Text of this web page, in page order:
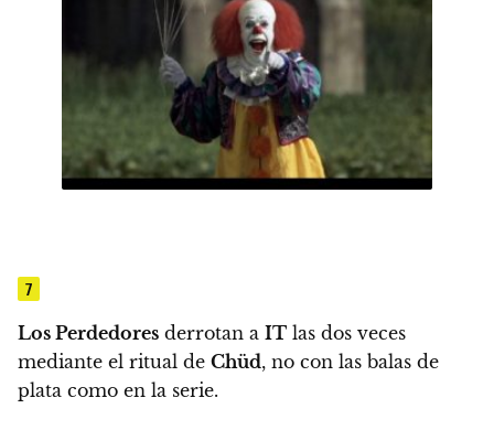
7
Los Perdedores derrotan a IT las dos veces
mediante el ritual de Chüd, no con las balas de
plata como en la serie.